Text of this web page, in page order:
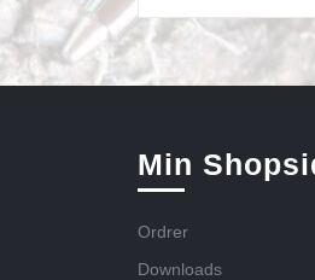
Min
Ordrer
Downloads